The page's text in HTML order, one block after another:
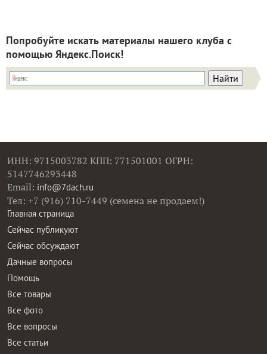
Попробуйте искать материалы нашего клуба с
помощью Яндекс.Поиск!
ИНН: 9715003782 КПП: 771501001 ОГРН:
5147746293448
Email: info@7dach.ru
Тел: +7 (916) 710-7449 (семена не продаем!)
Главная страница
Сейчас публикуют
Сейчас обсуждают
Дачные вопросы
Помощь
Все товары
Все фото
Все вопросы
Все статьи